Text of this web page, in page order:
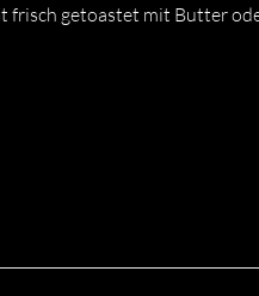
frisch getoastet mit Butter